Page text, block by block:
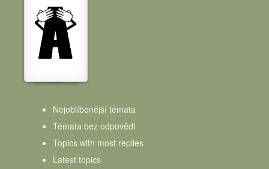
Nejoblíbenější témata
Témata bez odpovědi
Topics with most replies
Latest topics